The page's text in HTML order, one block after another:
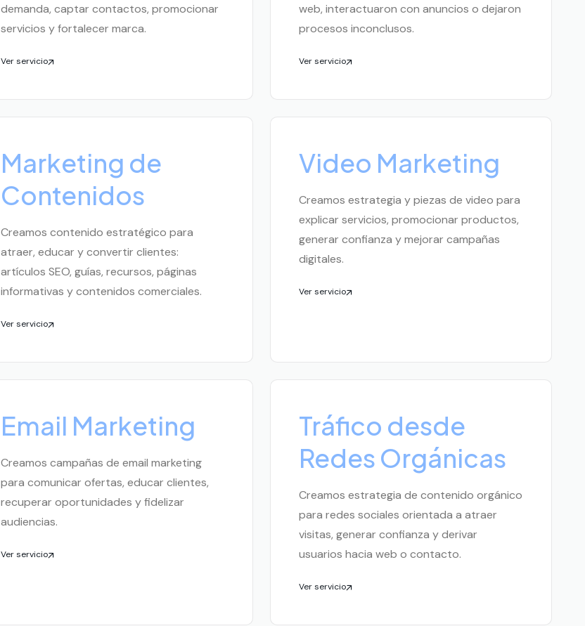
demanda, captar contactos, promocionar
servicios y fortalecer marca.
Ver servicio
web, interactuaron con anuncios o dejaron
procesos inconclusos.
Ver servicio
Marketing de
Contenidos
Creamos contenido estratégico para
atraer, educar y convertir clientes:
artículos SEO, guías, recursos, páginas
informativas y contenidos comerciales.
Ver servicio
Video Marketing
Creamos estrategia y piezas de video para
explicar servicios, promocionar productos,
generar confianza y mejorar campañas
digitales.
Ver servicio
Email Marketing
Creamos campañas de email marketing
para comunicar ofertas, educar clientes,
recuperar oportunidades y fidelizar
audiencias.
Ver servicio
Tráfico desde
Redes Orgánicas
Creamos estrategia de contenido orgánico
para redes sociales orientada a atraer
visitas, generar confianza y derivar
usuarios hacia web o contacto.
Ver servicio